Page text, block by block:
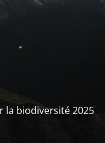
la biodiversité 2025